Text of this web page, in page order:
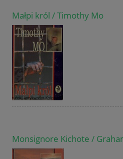
Małpi król / Timothy Mo
Monsignore Kichote /